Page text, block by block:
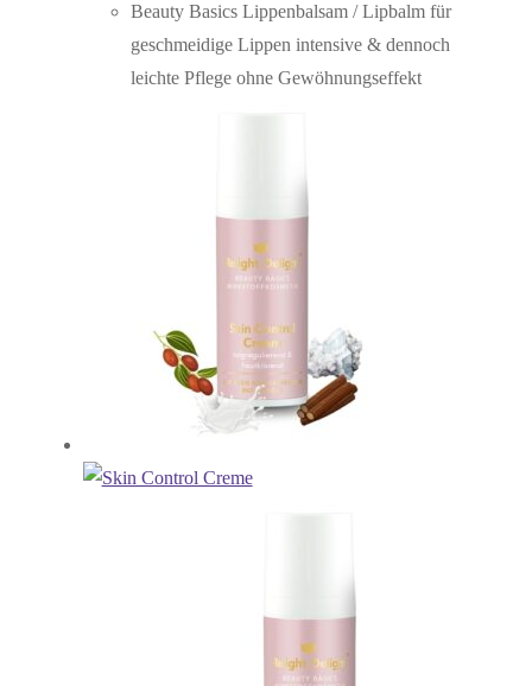
Beauty Basics Lippenbalsam / Lipbalm für
geschmeidige Lippen intensive & dennoch
leichte Pflege ohne Gewöhnungseffekt